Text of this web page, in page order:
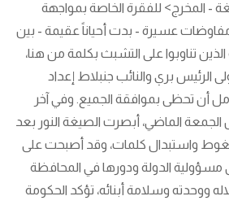
- المخرج> للفقرة الخاصة بمواجهة
مفاوضات عسيرة - بدت أحياناً عقيمة - بين
تناوبوا على التشبث بكلمة من هنا،
الرئيس بري والنائب جنبلاط إعداد
أن تحظى بموافقة الجميع. وفي آخر
الماضي، أبصرت الصيغة النور بعد
واستبدال كلمات، وقد أصبحت على
مسؤولية الدولة ودورها في المحافظة
ووحدته وسلامة أبنائه، تؤكد الحكومة